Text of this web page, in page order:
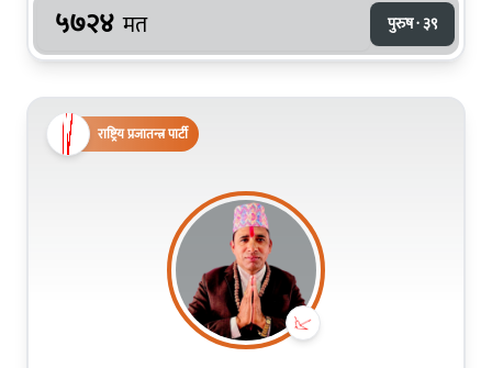
५७२४ मत पुरुष · ३९
राष्ट्रिय प्रजातन्त्र पार्टी